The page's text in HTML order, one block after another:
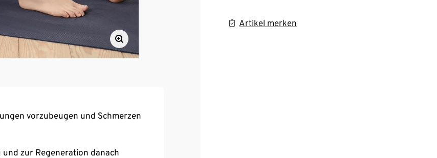
Artikel merken
vorzubeugen und Schmerzen
zur Regeneration danach